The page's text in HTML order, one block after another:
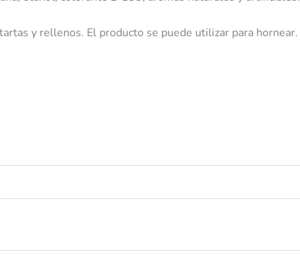
y rellenos. El producto se puede utilizar para hornear.